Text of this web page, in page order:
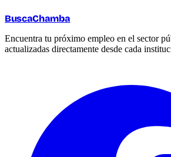
BuscaChamba
Encuentra tu próximo empleo en el sector
actualizadas directamente desde cada